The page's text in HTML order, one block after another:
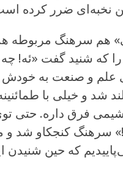
نخبه‌ای ضرر کرده
هم سرهنگ مربوطه
را که شنید گفت «ئه!
علم و صنعت به خودش
شد و خیلی با
فرق داره. حتی
سرهنگ کنجکاو شد و
که حین شنیدن